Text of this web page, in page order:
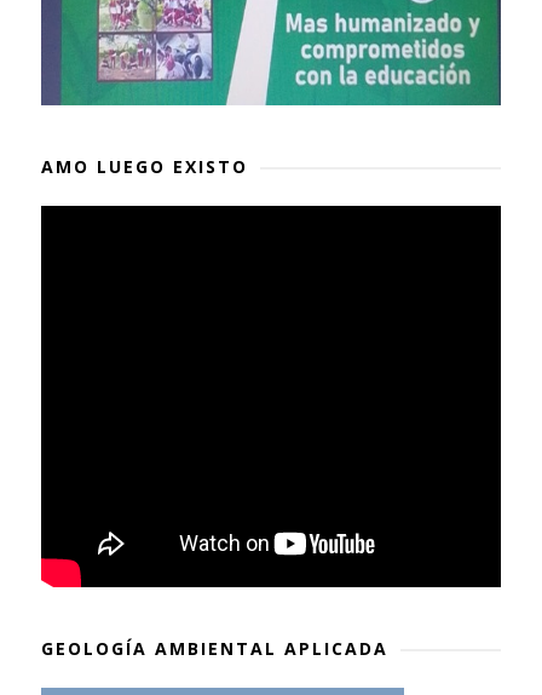
AMO LUEGO EXISTO
GEOLOGÍA AMBIENTAL APLICADA